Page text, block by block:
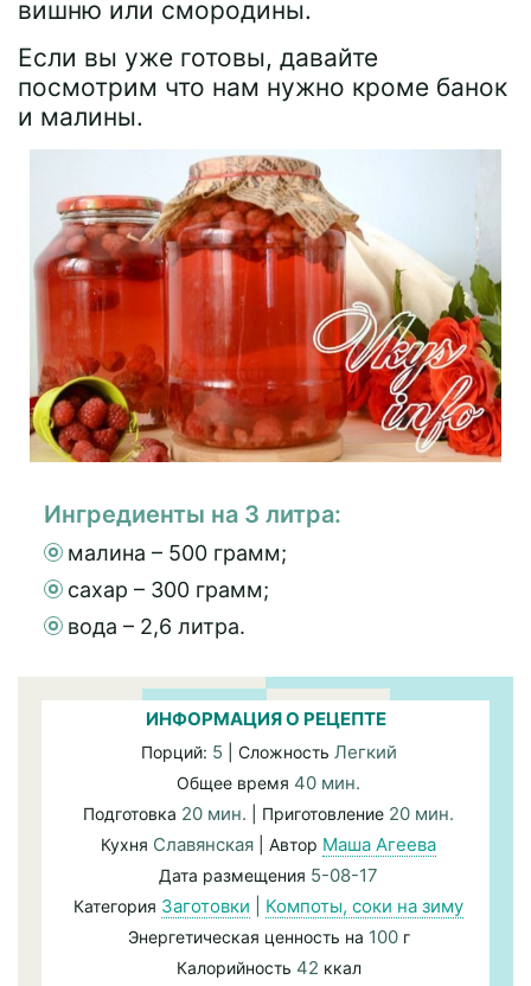
вишню или смородины.
Если вы уже готовы, давайте
посмотрим что нам нужно кроме банок
и малины.
Ингредиенты на 3 литра:
малина – 500 грамм;
сахар – 300 грамм;
вода – 2,6 литра.
ИНФОРМАЦИЯ О РЕЦЕПТЕ
Порций: 5 | Сложность Легкий
Общее время 40 мин.
Подготовка 20 мин. | Приготовление 20 мин.
Кухня Славянская | Автор Маша Агеева
Дата размещения 5-08-17
Категория Заготовки Компоты, соки на зиму
Энергетическая ценность на 100г
Калорийность 42 ккал